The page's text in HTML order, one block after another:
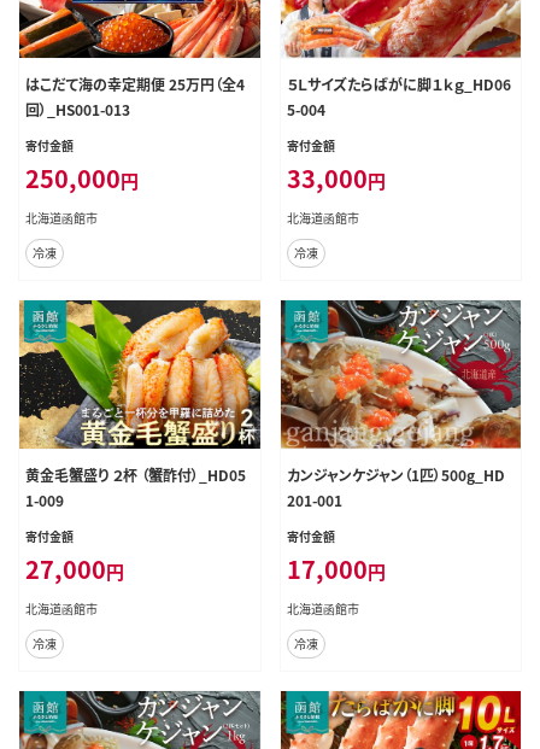
はこだて海の幸定期便 25万円（全4
回）_HS001-013
寄付金額
250,000円
北海道函館市
冷凍
５Ｌサイズたらばがに脚１ｋｇ_HD06
5-004
寄付金額
33,000円
北海道函館市
冷凍
黄金毛蟹盛り ２杯 （蟹酢付）_HD05
1-009
寄付金額
27,000円
北海道函館市
冷凍
カンジャンケジャン（1匹）500g_HD
201-001
寄付金額
17,000円
北海道函館市
冷凍